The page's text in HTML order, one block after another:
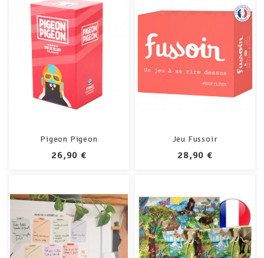
Pigeon Pigeon
PRIX
26,90 €
Jeu Fussoir
PRIX
28,90 €